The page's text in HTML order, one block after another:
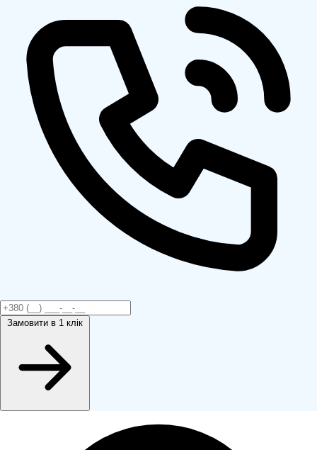
Замовити в 1 клік